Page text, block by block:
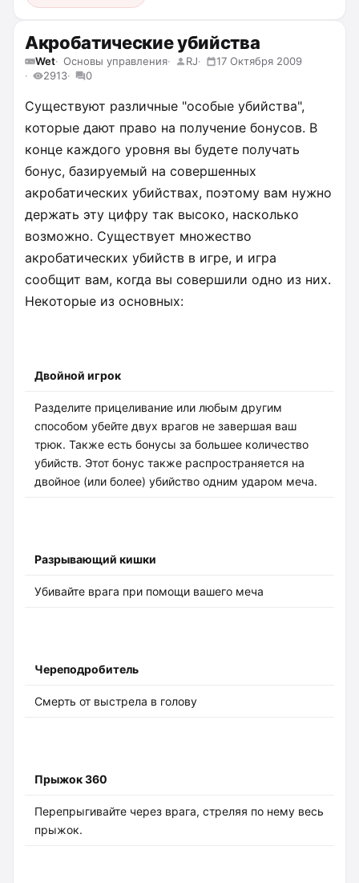
Акробатические убийства
Wet Основы управления RJ
17 Октября 2009
2913
0
Существуют различные "особые убийства",
которые дают право на получение бонусов. В
конце каждого уровня вы будете получать
бонус, базируемый на совершенных
акробатических убийствах, поэтому вам нужно
держать эту цифру так высоко, насколько
возможно. Существует множество
акробатических убийств в игре, и игра
сообщит вам, когда вы совершили одно из них.
Некоторые из основных:
Двойной игрок
Разделите прицеливание или любым другим
способом убейте двух врагов не завершая ваш
трюк. Также есть бонусы за большее количество
убийств. Этот бонус также распространяется на
двойное (или более) убийство одним ударом меча.
Разрывающий кишки
Убивайте врага при помощи вашего меча
Череподробитель
Смерть от выстрела в голову
Прыжок 360
Перепрыгивайте через врага, стреляя по нему весь
прыжок.